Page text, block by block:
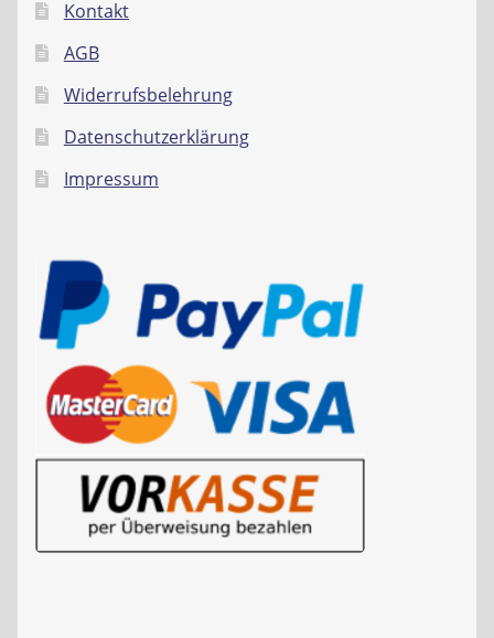
Kontakt
AGB
Widerrufsbelehrung
Datenschutzerklärung
Impressum